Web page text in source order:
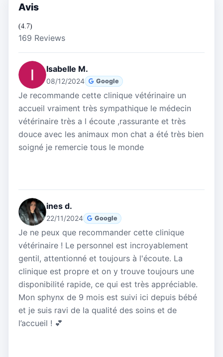
Avis
(4.7)
169 Reviews
Isabelle M.
08/12/2024 Google
Je recommande cette clinique vétérinaire un
accueil vraiment très sympathique le médecin
vétérinaire très a l écoute ,rassurante et très
douce avec les animaux mon chat a été très bien
soigné je remercie tous le monde
ines d.
22/11/2024 Google
Je ne peux que recommander cette clinique
vétérinaire ! Le personnel est incroyablement
gentil, attentionné et toujours à l'écoute. La
clinique est propre et on y trouve toujours une
disponibilité rapide, ce qui est très appréciable.
Mon sphynx de 9 mois est suivi ici depuis bébé
et je suis ravi de la qualité des soins et de
l’accueil ! 💕